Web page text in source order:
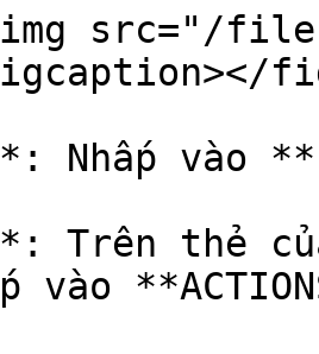
src="/
Nhấp vào
Trên thẻ
vào